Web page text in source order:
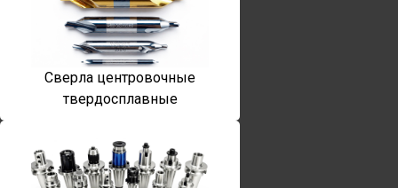
Сверла центровочные
твердосплавные